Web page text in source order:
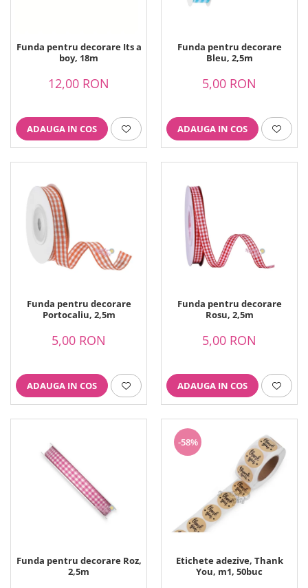
Cupcakes
Cakepops - Acadele
Praline - Bomboane
Eclair - Macarons
Pungi celofan
Candybar - Catering
Alte ambalaje
DECORARE
Pasta de zahar - Icing
Decoratiuni din zahar
Printuri Comestibile
Flori Comestibile
Role pentru colorat
Postere gigant
Puzzele mecanic
Paie colorate
Funda pentru decorare Its a
boy, 18m
12,00 RON
ADAUGA IN COS
Funda pentru decorare
Bleu, 2,5m
5,00 RON
ADAUGA IN COS
Funda pentru decorare
Portocaliu, 2,5m
5,00 RON
ADAUGA IN COS
Funda pentru decorare
Rosu, 2,5m
5,00 RON
ADAUGA IN COS
Funda pentru decorare Roz,
2,5m
-58%
Etichete adezive, Thank
You, m1, 50buc